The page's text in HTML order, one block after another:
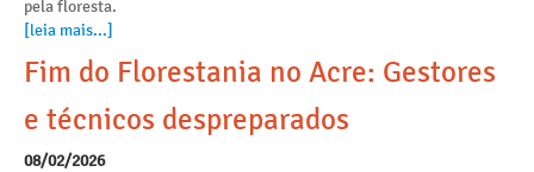
pela floresta.
[leia mais...]
Fim do Florestania no Acre: Gestores
e técnicos despreparados
08/02/2026